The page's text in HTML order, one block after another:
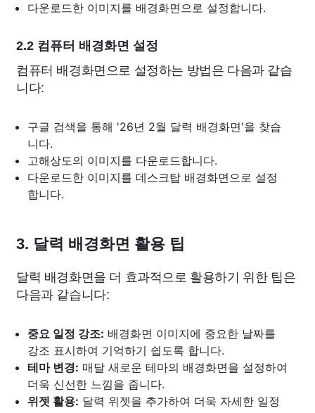
다운로드한 이미지를 배경화면으로 설정합니다.
2.2 컴퓨터 배경화면 설정
컴퓨터 배경화면으로 설정하는 방법은 다음과 같습
니다:
구글 검색을 통해 '26년 2월 달력 배경화면'을 찾습
니다.
고해상도의 이미지를 다운로드합니다.
다운로드한 이미지를 데스크탑 배경화면으로 설정
합니다.
3. 달력 배경화면 활용 팁
달력 배경화면을 더 효과적으로 활용하기 위한 팁은
다음과 같습니다:
중요 일정 강조: 배경화면 이미지에 중요한 날짜를
강조 표시하여 기억하기 쉽도록 합니다.
테마 변경: 매달 새로운 테마의 배경화면을 설정하여
더욱 신선한 느낌을 줍니다.
위젯 활용: 달력 위젯을 추가하여 더욱 자세한 일정